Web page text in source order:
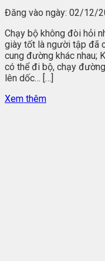
Đăng vào ngày: 02/12/
Chạy bộ không đòi hỏi
giày tốt là người tập đã
cung đường khác nhau;
có thể đi bộ, chạy
lên dốc… […]
Xem thêm